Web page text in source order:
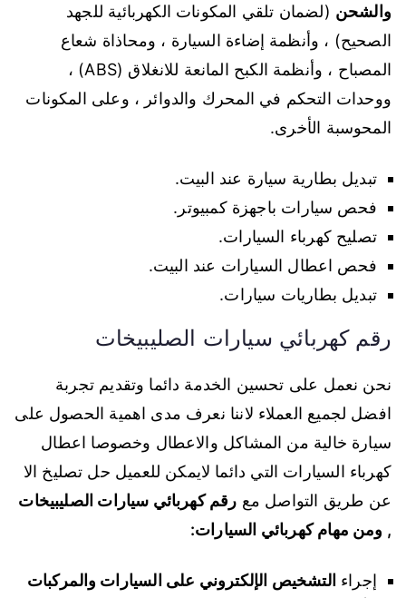
والشحن (لضمان تلقي المكونات الكهربائية للجهد
الصحيح) ، وأنظمة إضاءة السيارة ، ومحاذاة شعاع
المصباح ، وأنظمة الكبح المانعة للانغلاق (ABS) ،
ووحدات التحكم في المحرك والدوائر ، وعلى المكونات
المحوسبة الأخرى.
تبديل بطارية سيارة عند البيت.
فحص سيارات باجهزة كمبيوتر.
تصليح كهرباء السيارات.
فحص اعطال السيارات عند البيت.
تبديل بطاريات سيارات.
رقم كهربائي سيارات الصليبيخات
نحن نعمل على تحسين الخدمة دائما وتقديم تجربة
افضل لجميع العملاء لاننا نعرف مدى اهمية الحصول على
سيارة خالية من المشاكل والاعطال وخصوصا اعطال
كهرباء السيارات التي دائما لايمكن للعميل حل تصليخ الا
عن طريق التواصل مع رقم كهربائي سيارات الصليبيخات
, ومن مهام كهربائي السيارات:
إجراء التشخيص الإلكتروني على السيارات والمركبات